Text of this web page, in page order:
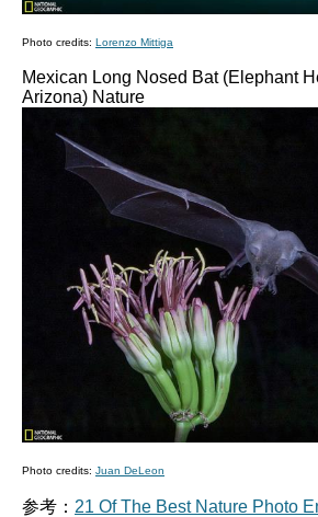
Photo credits: Lorenzo Mittiga
Mexican Long Nosed Bat (Elephant
Arizona) Nature
Photo credits: Juan DeLeon
参考： 21 Of The Best Nature Photo